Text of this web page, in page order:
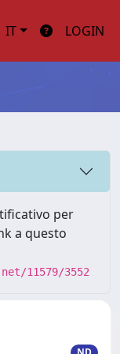
IT LOGIN
per
a questo
11579/3552